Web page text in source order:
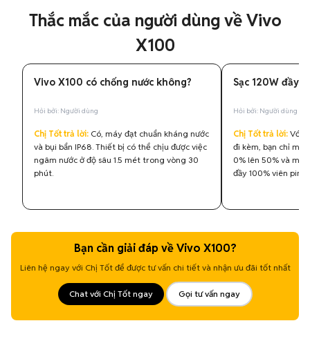
Thắc mắc của người dùng về Vivo
X100
Vivo X100 có chống nước không?
Hỏi bởi: Người dùng
Chị Tốt trả lời: Có, máy đạt chuẩn kháng nước
và bụi bẩn IP68. Thiết bị có thể chịu được việc
ngâm nước ở độ sâu 1.5 mét trong vòng 30
phút.
Sạc 120W đầy
Hỏi bởi: Người dùng
Chị Tốt trả lời: Với
đi kèm, bạn chỉ mất
0% lên 50% và
đầy 100% viên pin
Bạn cần giải đáp về Vivo X100?
Liên hệ ngay với Chị Tốt để được tư vấn chi tiết và nhận ưu đãi tốt nhất
Chat với Chị Tốt ngay Gọi tư vấn ngay